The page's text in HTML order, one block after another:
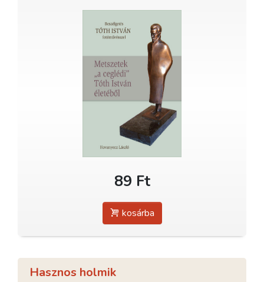
89 Ft
kosárba
Hasznos holmik